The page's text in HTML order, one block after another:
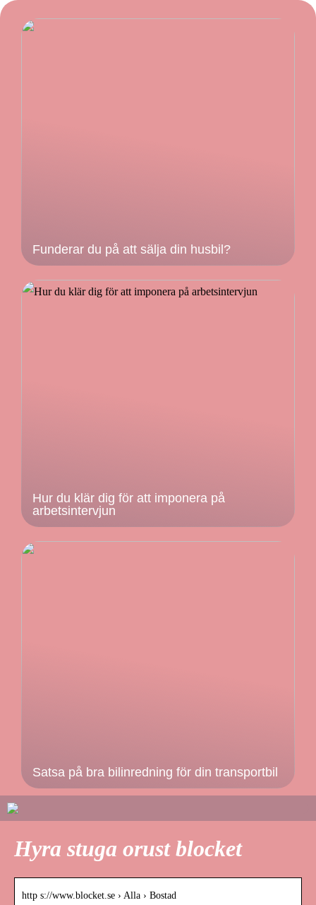
Funderar du på att sälja din husbil?
Hur du klär dig för att imponera på
arbetsintervjun
Satsa på bra bilinredning för din transportbil
Hyra stuga orust blocket
http s://www.blocket.se › Alla › Bostad